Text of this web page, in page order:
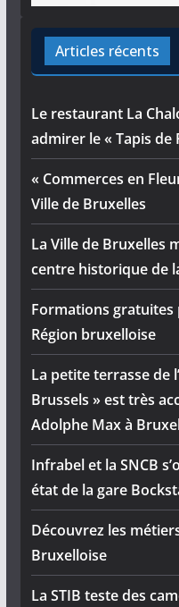
Articles récents
Le restaurant La
admirer le « Tapis de
« Commerces en
Ville de Bruxelles
La Ville de Bruxelles
centre historique de
Formations
Région bruxelloise
La petite terrasse de
Brussels » est très
Adolphe Max à
Infrabel et la SNCB
état de la gare
Découvrez les
Bruxelloise
La STIB teste des